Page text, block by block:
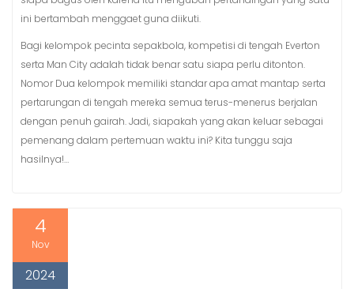
ini bertambah menggaet guna diikuti.
Bagi kelompok pecinta sepakbola, kompetisi di tengah Everton
serta Man City adalah tidak benar satu siapa perlu ditonton.
Nomor Dua kelompok memiliki standar apa amat mantap serta
pertarungan di tengah mereka semua terus-menerus berjalan
dengan penuh gairah. Jadi, siapakah yang akan keluar sebagai
pemenang dalam pertemuan waktu ini? Kita tunggu saja
hasilnya!…
4
Nov
2024